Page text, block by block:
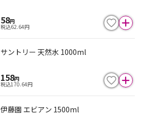
58円
税込62.64円
サントリー 天然水 1000ml
158円
税込170.64円
伊藤園 エビアン 1500ml